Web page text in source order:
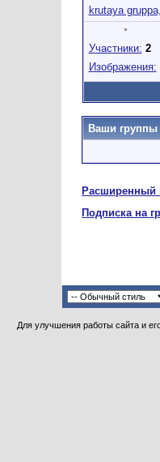
krutaya
Участники: 2
Изображения:
Ваши группы
Расширенный
Подписка на
Для улучшения работы сайта и